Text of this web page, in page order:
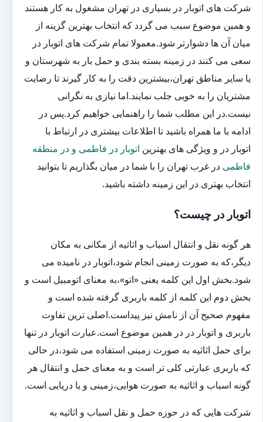
شرکت های اتوبار در بسیاری در تهران مشغول به کار هستند
و همین موضوع سبب می گردد که انتخاب بهترین گزینه از
میان آن ها دشوارتر شود.معمولا تمام شرکت های اتوبار در
سعی می کنند در زمینه بسته بندی و حمل بار به شهرستان و
یا سایر مناطق تهران،بیشترین دقت را به کار گیرند تا رضایت
مشتریان را به خوبی جلب نمایند.اما نیازی به نگرانی
نیست.در این مطلب شما را راهنمایی خواهیم کرد.پس در
ادامه با ما همراه باشید تا اطلاعات بیشتری در ارتباط با
اتوبار در و ویژگی های بهترین اتوبار در فاطمی و در منطقه
فاطمی در غرب تهران را با شما در میان بگذاریم تا بتوانید
انتخاب بهتری در این زمینه داشته باشید.
اتوبار در چیست؟
هر گونه نقل و انتقال اسباب و اثاثیه از مکانی به مکان
دیگر،که به صورت زمینی انجام شود،اتوبار در نامیده می
شود.بخش اول این کلمه یعنی «اتو»،به معنای اتومبیل است و
بخش دوم این کلمه از کلمه باربری گرفته شده است و
مفهوم صحیح آن از نامش نیز پیداست.اصلی ترین تفاوت
باربری و اتوبار در در همین موضوع است.عبارت اتوبار در تنها
برای حمل اثاثیه به صورت زمینی استفاده می شود،در حالی
که باربری عبارتی کلی تر است و به معنای حمل و انتقال هر
گونه اسباب و اثاثیه به صورت هوایی،زمینی و یا دریایی است.
شرکت هایی که در حوزه حمل و نقل اسباب و اثاثیه به